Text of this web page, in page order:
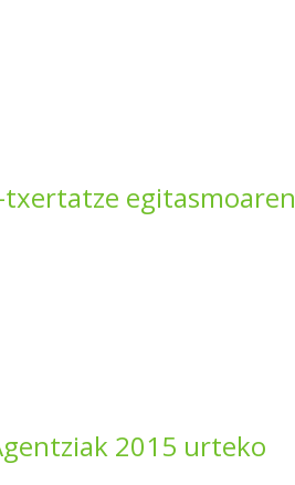
egitasmoaren
2015 urteko